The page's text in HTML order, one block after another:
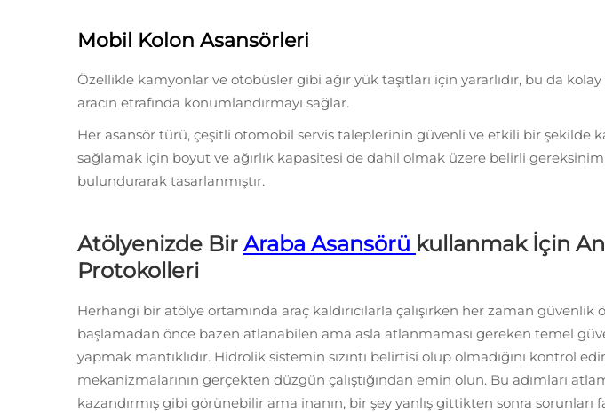
Mobil Kolon Asansörleri
Özellikle kamyonlar ve otobüsler gibi ağır yük taşıtları için yararlıdır, bu da
aracın etrafında konumlandırmayı sağlar.
Her asansör türü, çeşitli otomobil servis taleplerinin güvenli ve etkili bir şekilde
sağlamak için boyut ve ağırlık kapasitesi de dahil olmak üzere belirli
bulundurarak tasarlanmıştır.
Atölyenizde Bir Araba Asansörü kullanmak İçin
Protokolleri
Herhangi bir atölye ortamında araç kaldırıcılarla çalışırken her zaman güvenlik
başlamadan önce bazen atlanabilen ama asla atlanmaması gereken temel
yapmak mantıklıdır. Hidrolik sistemin sızıntı belirtisi olup olmadığını kontrol
mekanizmalarının gerçekten düzgün çalıştığından emin olun. Bu adımları
kazandırmış gibi görünebilir ama inanın, bir şey yanlış gittikten sonra sorunları